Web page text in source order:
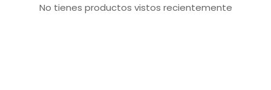
No tienes productos vistos recientemente